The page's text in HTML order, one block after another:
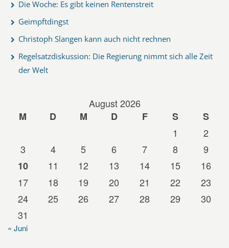
Die Woche: Es gibt keinen Rentenstreit
Geimpftdingst
Christoph Slangen kann auch nicht rechnen
Regelsatzdiskussion: Die Regierung nimmt sich alle Zeit
der Welt
August 2026
M
D M D F S
S
1
2
3
4 5 6 7 8
9
10
11 12 13 14 15
16
17
18 19 20 21 22
23
24
25 26 27 28 29
30
31
« Juni